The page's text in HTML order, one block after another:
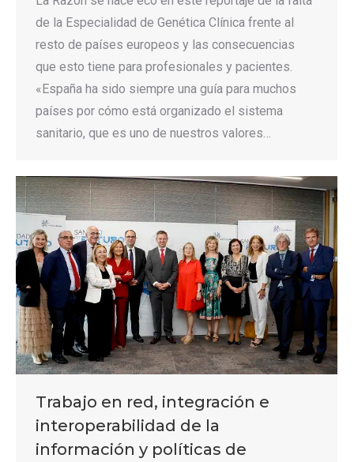
de la Especialidad de Genética Clínica frente al
resto de países europeos y las consecuencias
que esto tiene para profesionales y pacientes.
«España ha sido siempre una guía para muchos
países por cómo está organizado el sistema
sanitario, que es uno de nuestros valores…
Trabajo en red, integración e
interoperabilidad de la
información y políticas de